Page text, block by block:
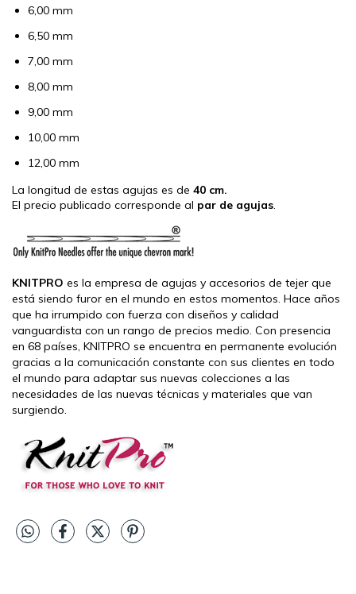
6,00 mm
6,50 mm
7,00 mm
8,00 mm
9,00 mm
10,00 mm
12,00 mm
La longitud de estas agujas es de 40 cm.
El precio publicado corresponde al par de agujas.
KNITPRO es la empresa de agujas y accesorios de tejer que
está siendo furor en el mundo en estos momentos. Hace años
que ha irrumpido con fuerza con diseños y calidad
vanguardista con un rango de precios medio. Con presencia
en 68 países, KNITPRO se encuentra en permanente evolución
gracias a la comunicación constante con sus clientes en todo
el mundo para adaptar sus nuevas colecciones a las
necesidades de las nuevas técnicas y materiales que van
surgiendo.